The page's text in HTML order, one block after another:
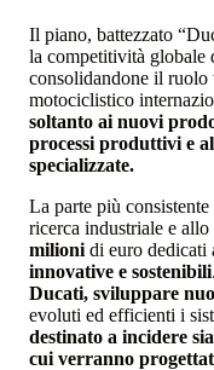
Il piano, battezzato
la competitività globale
consolidandone il ruolo
motociclistico
soltanto ai nuovi
processi produttivi e
specializzate.
La parte più
ricerca industriale e
milioni di euro dedicati
innovative e sostenibili
Ducati, sviluppare
evoluti ed efficienti i
destinato a incidere
cui verranno